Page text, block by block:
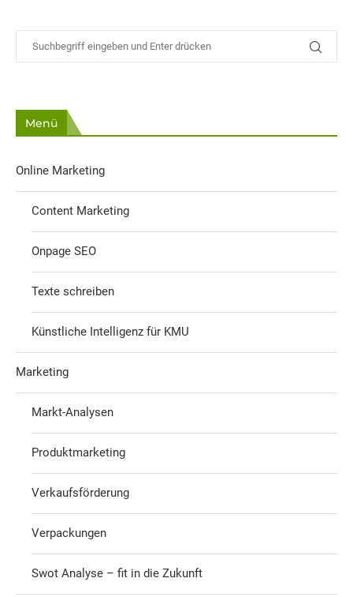
Menü
Online Marketing
Content Marketing
Onpage SEO
Texte schreiben
Künstliche Intelligenz für KMU
Marketing
Markt-Analysen
Produktmarketing
Verkaufsförderung
Verpackungen
Swot Analyse – fit in die Zukunft